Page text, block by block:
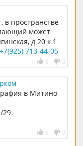
в пространстве
может
временное
место.
кабинеты,
бесплатный
снеки. А также
в коворкинг
д 20 к 1
+7(925) 713-44-05
0 0
в Митино
29
0 0